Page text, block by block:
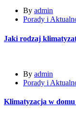
By admin
Porady i
Jaki rodzaj
By admin
Porady i
Klimatyzacja w